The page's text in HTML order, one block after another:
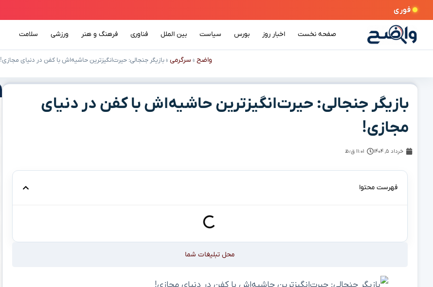
فوری
صفحه نخست اخبار روز بورس سیاست بین الملل فناوری فرهنگ و هنر ورزشی سلامت
واضح » سرگرمی »بازیگر جنجالی: حیرت‌انگیزترین حاشیه‌اش با کفن در دنیای مجازی!
بازیگر جنجالی: حیرت‌انگیزترین حاشیه‌اش با کفن در دنیای
مجازی!
خرداد ۵, ۱۴۰۴ ۱۱:۰۱ ق٫ظ
فهرست محتوا
محل تبلیغات شما